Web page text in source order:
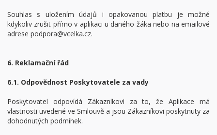
Souhlas s uložením údajů i opakovanou platbu je možné
kdykoliv zrušit přímo v aplikaci u daného žáka nebo na emailové
adrese podpora@vcelka.cz.
6. Reklamační řád
6.1. Odpovědnost Poskytovatele za vady
Poskytovatel odpovídá Zákazníkovi za to, že Aplikace má
vlastnosti uvedené ve Smlouvě a jsou Zákazníkovi poskytnuty za
dohodnutých podmínek.